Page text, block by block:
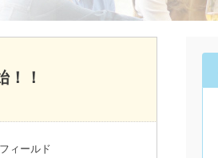
！！
ィールド